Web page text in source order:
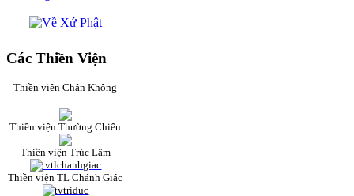
Các Thiền Viện
Thiền viện Chân Không
Thiền viện Thường Chiếu
Thiền viện Trúc Lâm
Thiền viện TL Chánh Giác